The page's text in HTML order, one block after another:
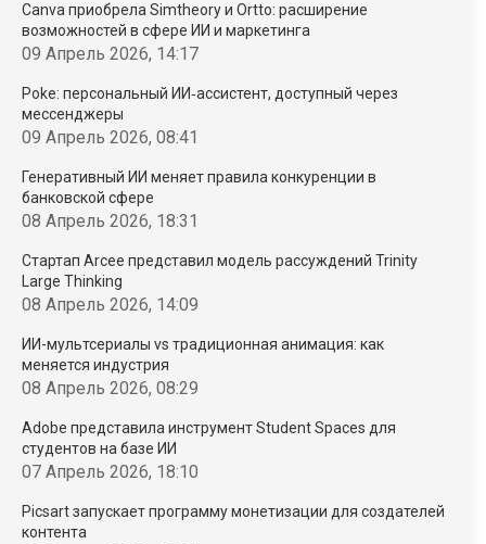
Canva приобрела Simtheory и Ortto: расширение
возможностей в сфере ИИ и маркетинга
09 Апрель 2026, 14:17
Poke: персональный ИИ‑ассистент, доступный через
мессенджеры
09 Апрель 2026, 08:41
Генеративный ИИ меняет правила конкуренции в
банковской сфере
08 Апрель 2026, 18:31
Стартап Arcee представил модель рассуждений Trinity
Large Thinking
08 Апрель 2026, 14:09
ИИ-мультсериалы vs традиционная анимация: как
меняется индустрия
08 Апрель 2026, 08:29
Adobe представила инструмент Student Spaces для
студентов на базе ИИ
07 Апрель 2026, 18:10
Picsart запускает программу монетизации для создателей
контента